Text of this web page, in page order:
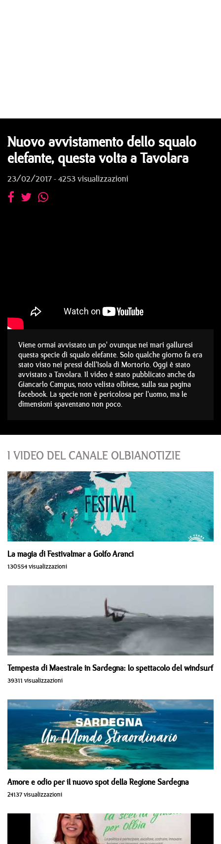
Nuovo avvistamento dello squalo
elefante, questa volta a Tavolara
23/02/2017 - 4253 visualizzazioni
Viene ormai avvistato un po' ovunque nei mari galluresi
questa specie di squalo elefante. Solo qualche giorno fa era
stato visto nei pressi dell'Isola di Mortorio. Oggi è stato
avvistato a Tavolara. Il video è stato pubblicato anche da
Giancarlo Campus, noto velista olbiese, sulla sua pagina
facebook. La specie non è pericolosa per l'uomo, ma le
dimensioni spaventano non poco.
I VIDEO DEL CANALE OLBIANOTIZIE
La magia di Festivalmar a Golfo Aranci
130554 visualizzazioni
Tempesta di Maestrale in Sardegna: lo spettacolo del windsurf
39311 visualizzazioni
Amore e odio per il nuovo spot della Regione Sardegna
24137 visualizzazioni